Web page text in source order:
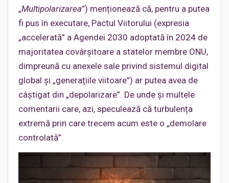
„Multipolarizarea”) menționează că, pentru a putea
fi pus în executare, Pactul Viitorului (expresia
„accelerată” a Agendei 2030 adoptată în 2024 de
majoritatea covârșitoare a statelor membre ONU,
dimpreună cu anexele sale privind sistemul digital
global și „generațiile viitoare”) ar putea avea de
câștigat din „depolarizare”. De unde și multele
comentarii care, azi, speculează că turbulența
extremă prin care trecem acum este o „demolare
controlată”.